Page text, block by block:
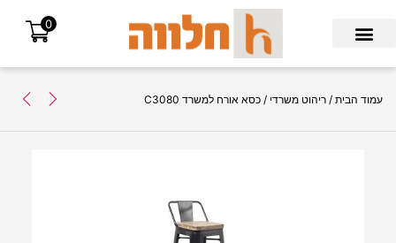
0
עמוד הבית / ריהוט משרדי / כסא אורח למשרד C3080